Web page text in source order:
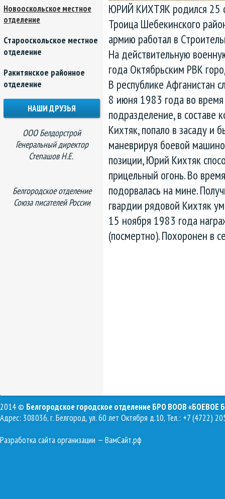
ЮРИЙ КИХТЯК родился 25
Троица Шебекинского
армию работал в
На действительную
года Октябрьским РВК
В республике Афганистан
8 июня 1983 года во
подразделение, в составе
Кихтяк, попало в засаду и
маневрируя боевой
позиции, Юрий Кихтяк
прицельный огонь. Во
подорвалась на мине.
гвардии рядовой Кихтяк
15 ноября 1983 года
(посмертно). Похоронен в
Новооскольское местное
отделение
Старооскольское местное
отделение
Ракитянское районное
отделение
НАШИ ДРУЗЬЯ
ООО Белдорстрой
Генеральный директор
Степашов Н.Е.
Белгородское отделение
Союза писателей России
2014 © Белгородское городское отделение БРО ВООВ «БОЕВОЕ
Адрес: 308036, г. Белгород, ул. 60 лет Октября д.10, Тел.: +7 (4722)
Разработка сайта организации — ВамСайт.рф